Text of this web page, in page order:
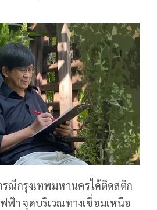
รณีกรุงเทพมหานครได้ติดสติก
ฟ้า จุดบริเวณทางเชื่อมเหนือ